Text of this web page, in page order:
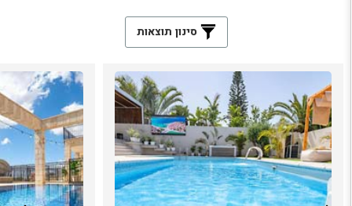
סינון תוצאות